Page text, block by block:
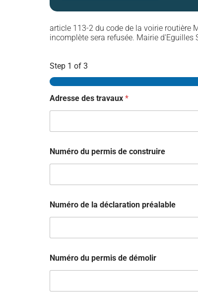
article 113-2 du code de la voirie routière
incomplète sera refusée. Mairie d'Eguilles
Step 1 of 3
Adresse des travaux *
Numéro du permis de construire
Numéro de la déclaration préalable
Numéro du permis de démolir